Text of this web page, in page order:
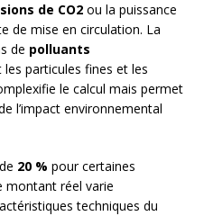
de CO2 ou la puissance
de mise en circulation. La
de polluants
particules fines et les
le calcul mais permet
l’impact environnemental
20 % pour certaines
montant réel varie
techniques du